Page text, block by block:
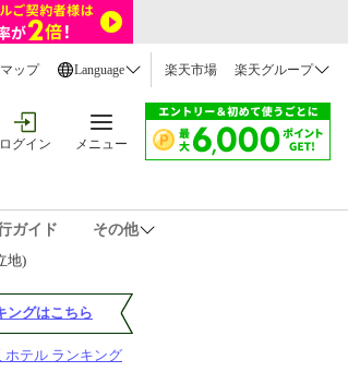
ップ Language 楽天市場 楽天グループ
ログイン メニュー
ガイド
その他
地)
ングはこちら
ホテル ランキング